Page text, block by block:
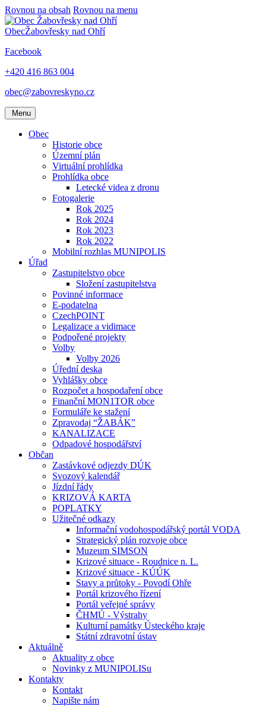
Rovnou na obsah Rovnou na menu
ObecŽabovřesky nad Ohří
Facebook
+420 416 863 004
obec@zabovreskyno.cz
Menu
Obec
Historie obce
Územní plán
Virtuální prohlídka
Prohlídka obce
Letecké videa z dronu
Fotogalerie
Rok 2025
Rok 2024
Rok 2023
Rok 2022
Mobilní rozhlas MUNIPOLIS
Úřad
Zastupitelstvo obce
Složení zastupitelstva
Povinné informace
E-podatelna
CzechPOINT
Legalizace a vidimace
Podpořené projekty
Volby
Volby 2026
Úřední deska
Vyhlášky obce
Rozpočet a hospodaření obce
Finanční MON1TOR obce
Formuláře ke stažení
Zpravodaj “ŽABÁK”
KANALIZACE
Odpadové hospodářství
Občan
Zastávkové odjezdy DÚK
Svozový kalendář
Jízdní řády
KRIZOVÁ KARTA
POPLATKY
Užitečné odkazy
Informační vodohospodářský portál VODA
Strategický plán rozvoje obce
Muzeum SIMSON
Krizové situace - Roudnice n. L.
Krizové situace - KÚÚK
Stavy a průtoky - Povodí Ohře
Portál krizového řízení
Portál veřejné správy
ČHMÚ - Výstrahy
Kulturní památky Ústeckého kraje
Státní zdravotní ústav
Aktuálně
Aktuality z obce
Novinky z MUNIPOLISu
Kontakty
Kontakt
Napište nám